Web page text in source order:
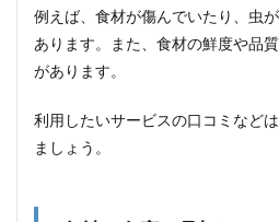
て選
べる
シェ
無添
つく
例えば、食材が傷んでいたり、虫
あります。また、食材の鮮度や品
があります。
利用したいサービスの口コミなど
ましょう。